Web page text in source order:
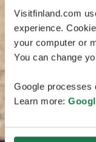
Visitfinland.com
experience.
your computer or
You can change
Google processes
Learn more: